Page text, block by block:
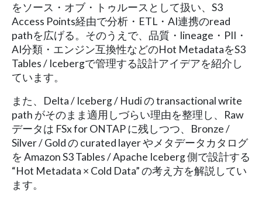
をソース・オブ・トゥルースとして扱い、S3
Access Points経由で分析・ETL・AI連携のread
pathを広げる。そのうえで、品質・lineage・PII・
AI分類・エンジン互換性などのHot MetadataをS3
Tables / Icebergで管理する設計アイデアを紹介し
ています。
また、Delta / Iceberg / Hudi の transactional write
path がそのまま適用しづらい理由を整理し、Raw
データは FSx for ONTAP に残しつつ、Bronze /
Silver / Gold の curated layer やメタデータカタログ
を Amazon S3 Tables / Apache Iceberg 側で設計する
“Hot Metadata × Cold Data” の考え方を解説してい
ます。